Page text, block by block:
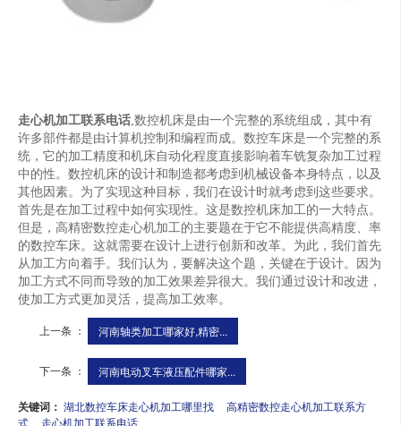
走心机加工联系电话,数控机床是由一个完整的系统组成，其中有
许多部件都是由计算机控制和编程而成。数控车床是一个完整的系
统，它的加工精度和机床自动化程度直接影响着车铣复杂加工过程
中的性。数控机床的设计和制造都考虑到机械设备本身特点，以及
其他因素。为了实现这种目标，我们在设计时就考虑到这些要求。
首先是在加工过程中如何实现性。这是数控机床加工的一大特点。
但是，高精密数控走心机加工的主要题在于它不能提供高精度、率
的数控车床。这就需要在设计上进行创新和改革。为此，我们首先
从加工方向着手。我们认为，要解决这个题，关键在于设计。因为
加工方式不同而导致的加工效果差异很大。我们通过设计和改进，
使加工方式更加灵活，提高加工效率。
上一条 ： 河南轴类加工哪家好,精密...
下一条 ： 河南电动叉车液压配件哪家...
关键词： 湖北数控车床走心机加工哪里找
高精密数控走心机加工联系方
式
走心机加工联系电话